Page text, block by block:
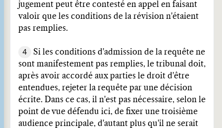
jugement peut être contesté en appel en faisant
valoir que les conditions de la révision n'étaient
pas remplies.
4
Si les conditions d'admission de la requête ne
sont manifestement pas remplies, le tribunal doit,
après avoir accordé aux parties le droit d'être
entendues, rejeter la requête par une décision
écrite. Dans ce cas, il n'est pas nécessaire, selon le
point de vue défendu ici, de fixer une troisième
audience principale, d'autant plus qu'il ne serait